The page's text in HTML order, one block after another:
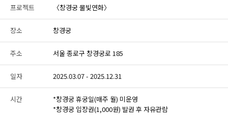
프로젝트 〈창경궁 물빛연화〉
장소 창경궁
주소 서울 종로구 창경궁로 185
일자 2025.03.07 - 2025.12.31
시간
*창경궁 휴궁일(매주 월) 미운영
*창경궁 입장권(1,000원) 발권 후 자유관람